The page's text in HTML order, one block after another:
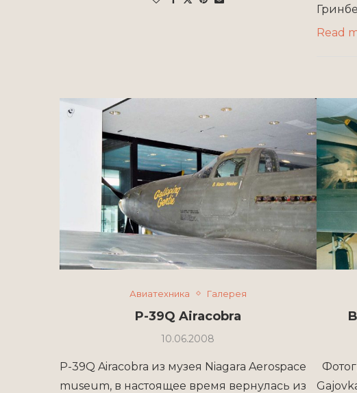
Read
Авиатехника Галерея
P-39Q Airacobra
10.06.2008
P-39Q Airacobra из музея Niagara Aerospace
museum, в настоящее время вернулась из